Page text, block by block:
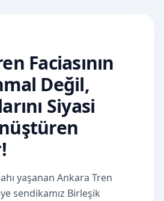
Faciasının
Değil,
Siyasi
yaşanan Ankara Tren
sendikamız Birleşik